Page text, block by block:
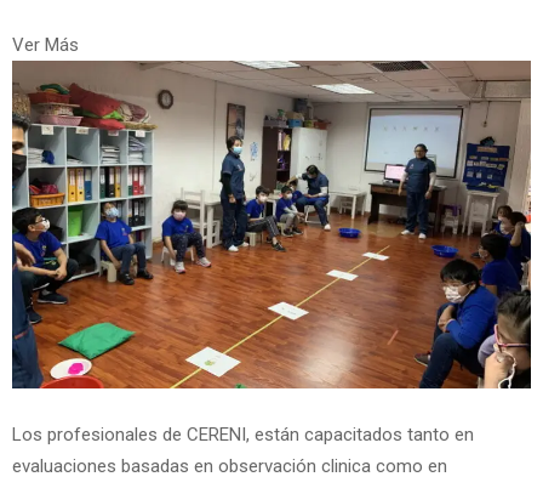
Ver Más
Los profesionales de CERENI, están capacitados tanto en
evaluaciones basadas en observación clinica como en